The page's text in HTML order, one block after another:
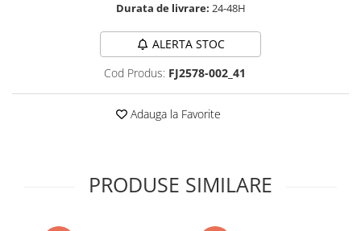
Durata de livrare: 24-48H
ALERTA STOC
Cod Produs: FJ2578-002_41
Adauga la Favorite
PRODUSE SIMILARE